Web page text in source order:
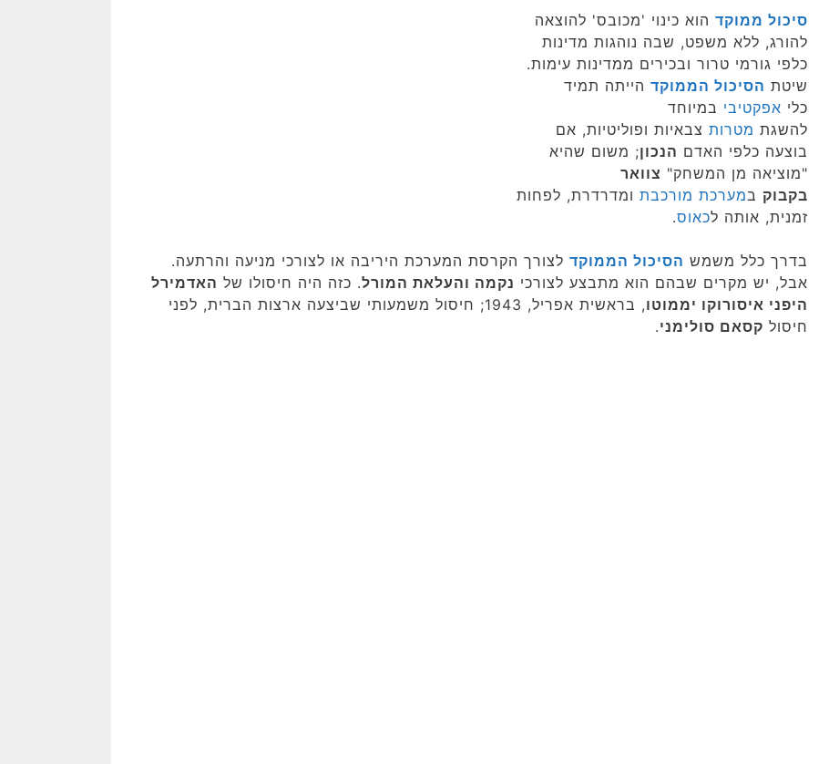
סיכול ממוקד הוא כינוי 'מכובס' להוצאה
להורג, ללא משפט, שבה נוהגות מדינות
כלפי גורמי טרור ובכירים ממדינות עימות.
שיטת הסיכול הממוקד הייתה תמיד
כלי אפקטיבי במיוחד
להשגת מטרות צבאיות ופוליטיות, אם
בוצעה כלפי האדם הנכון; משום שהיא
"מוציאה מן המשחק" צוואר
בקבוק במערכת מורכבת ומדרדרת, לפחות
זמנית, אותה לכאוס.
בדרך כלל משמש הסיכול הממוקד לצורך הקרסת המערכת היריבה או לצורכי מניעה והרתעה.
אבל, יש מקרים שבהם הוא מתבצע לצורכי נקמה והעלאת המורל. כזה היה חיסולו של האדמירל
היפני איסורוקו יממוטו
, בראשית אפריל, 1943; חיסול משמעותי שביצעה ארצות הברית, לפני
חיסול קסאם סולימני.